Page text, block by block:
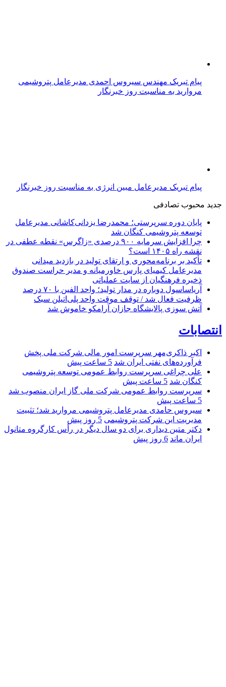
پیام تبریک مهندس سیروس احمدی مدیرعامل پتروشیمی
مروارید به مناسبت روز خبرنگار
پیام تبریک مدیرعامل مبین انرژی به مناسبت روز خبرنگار
جدید محبوب تصادفی
پایان دوره سرپرستی؛ محمدرضا یزدانی‌کاشانی مدیرعامل
توسعه پتروشیمی کنگان شد
چرا افزایش سرمایه ۹۰۰ درصدی «زاگرس» نقطه عطفی در
نقشه راه ۱۴۰۵ است؟
تأکید بر برنامه‌محوری و ارتقای تولید در بازدید میدانی
مدیرعامل کیمیای پارس خاورمیانه و مدیر حراست صندوق
ذخیره فرهنگیان از سایت عملیاتی
آریاساسول دوباره در مدار تولید؛ واحد الفین با ۷۰ درصد
ظرفیت فعال شد / توقف موقت واحد پلی‌اتیلن سبک
آتش‌ سوزی پالایشگاه جازان آرامکو خاموش شد
انتصابات
اکبر ذاکری‌مهر سرپرست امور مالی شرکت ملی پخش
فرآورده‌های نفتی ایران شد 5 ساعت پیش
علی چراغی سرپرست روابط عمومی توسعه پتروشیمی
کنگان شد 5 ساعت پیش
سرپرست روابط عمومی شرکت ملی گاز ایران منصوب شد
5 ساعت پیش
سیروس حامدی مدیرعامل پتروشیمی مروارید شد؛ تثبیت
مدیریت این شرکت پتروشیمی 5 روز پیش
دکتر متین دیداری برای دو سال دیگر در رأس کارگروه متانول
ایران ماند 6 روز پیش